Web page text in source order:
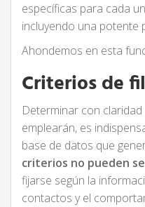
específicas para cada
incluyendo una potente
Ahondemos en esta
Criterios de
Determinar con
emplearán, es
base de datos que
criterios no pueden
fijarse según la
contactos y el